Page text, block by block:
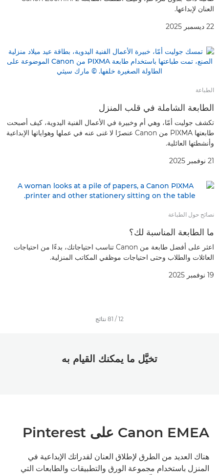
العنان لإبداعها.
22 ديسمبر 2025
الطباعة
الطابعة الشاملة في قلب المنزل
تكشف جوليت أمّا، وهي أم وخبيرة في الأعمال الفنية اليدوية، كيف أصبحت
طابعتها PIXMA من Canon عنصرًا لا غنى عنه في عملها وهواياتها الإبداعية
وأنشطتها العائلية.
21 نوفمبر 2025
نصائح حول الطباعة
ما الطابعة المناسبة لك؟
اعثر على أفضل طابعة من Canon تناسب احتياجاتك، بدءًا من احتياجات
العائلات والطلاب وحتى احتياجات موظفي المكاتب المنزلية.
19 نوفمبر 2025
12
/
81 نتائج
تخيَّل ما يمكنك القيام به
Canon EMEA على Pinterest
هناك العديد من الطرق لإطلاق العنان لقدراتك الإبداعية في
المنزل باستخدام مجموعة الورق والتطبيقات والطابعات التي